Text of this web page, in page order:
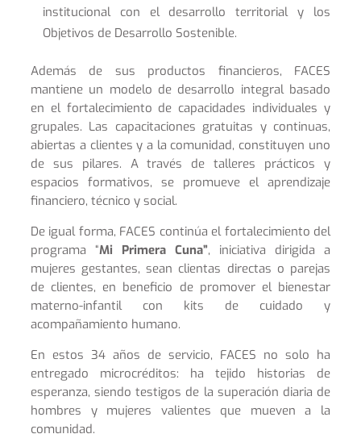
institucional con el desarrollo territorial y los
Objetivos de Desarrollo Sostenible.
Además de sus productos financieros, FACES
mantiene un modelo de desarrollo integral basado
en el fortalecimiento de capacidades individuales y
grupales. Las capacitaciones gratuitas y continuas,
abiertas a clientes y a la comunidad, constituyen uno
de sus pilares. A través de talleres prácticos y
espacios formativos, se promueve el aprendizaje
financiero, técnico y social.
De igual forma, FACES continúa el fortalecimiento del
programa “Mi Primera Cuna”, iniciativa dirigida a
mujeres gestantes, sean clientas directas o parejas
de clientes, en beneficio de promover el bienestar
materno-infantil con kits de cuidado y
acompañamiento humano.
En estos 34 años de servicio, FACES no solo ha
entregado microcréditos: ha tejido historias de
esperanza, siendo testigos de la superación diaria de
hombres y mujeres valientes que mueven a la
comunidad.